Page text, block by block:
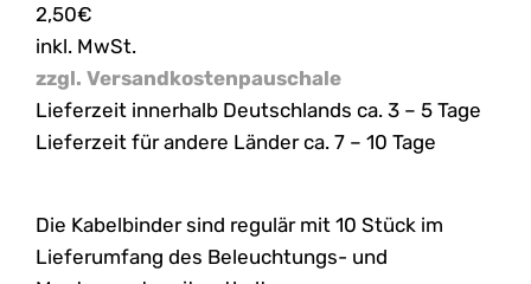
2,50€
inkl. MwSt.
zzgl. Versandkostenpauschale
Lieferzeit innerhalb Deutschlands ca. 3 – 5 Tage
Lieferzeit für andere Länder ca. 7 – 10 Tage
Die Kabelbinder sind regulär mit 10 Stück im
Lieferumfang des Beleuchtungs- und